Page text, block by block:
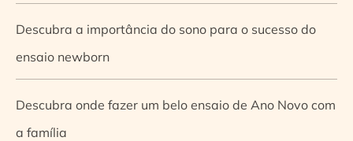
Descubra a importância do sono para o sucesso do
ensaio newborn
Descubra onde fazer um belo ensaio de Ano Novo com
a família